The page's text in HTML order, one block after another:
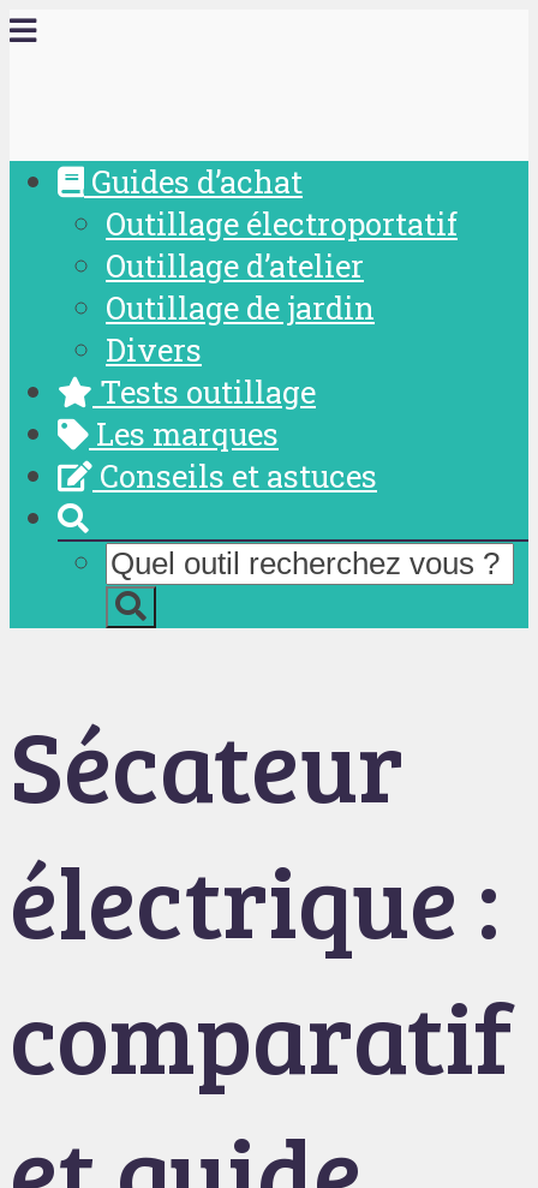
Guides d’achat
Outillage électroportatif
Outillage d’atelier
Outillage de jardin
Divers
Tests outillage
Les marques
Conseils et astuces
Sécateur
électrique :
comparatif